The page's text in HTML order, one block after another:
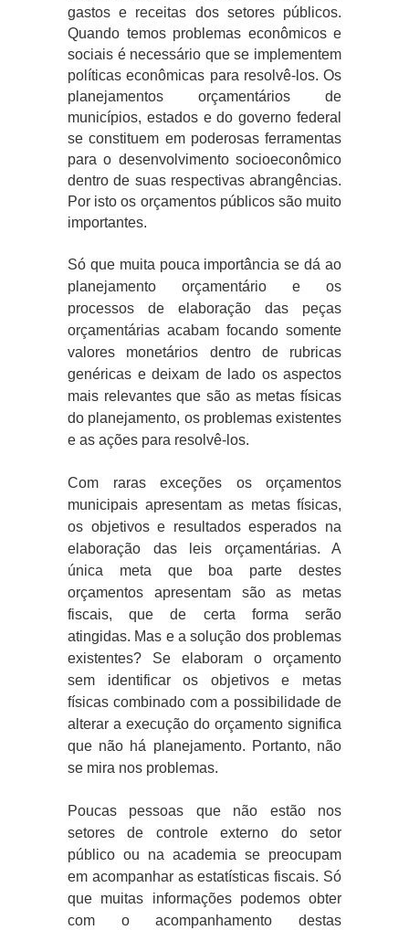
gastos e receitas dos setores públicos.
Quando temos problemas econômicos e
sociais é necessário que se implementem
políticas econômicas para resolvê-los. Os
planejamentos orçamentários de
municípios, estados e do governo federal
se constituem em poderosas ferramentas
para o desenvolvimento socioeconômico
dentro de suas respectivas abrangências.
Por isto os orçamentos públicos são muito
importantes.
Só que muita pouca importância se dá ao
planejamento orçamentário e os
processos de elaboração das peças
orçamentárias acabam focando somente
valores monetários dentro de rubricas
genéricas e deixam de lado os aspectos
mais relevantes que são as metas físicas
do planejamento, os problemas existentes
e as ações para resolvê-los.
Com raras exceções os orçamentos
municipais apresentam as metas físicas,
os objetivos e resultados esperados na
elaboração das leis orçamentárias. A
única meta que boa parte destes
orçamentos apresentam são as metas
fiscais, que de certa forma serão
atingidas. Mas e a solução dos problemas
existentes? Se elaboram o orçamento
sem identificar os objetivos e metas
físicas combinado com a possibilidade de
alterar a execução do orçamento significa
que não há planejamento. Portanto, não
se mira nos problemas.
Poucas pessoas que não estão nos
setores de controle externo do setor
público ou na academia se preocupam
em acompanhar as estatísticas fiscais. Só
que muitas informações podemos obter
com o acompanhamento destas